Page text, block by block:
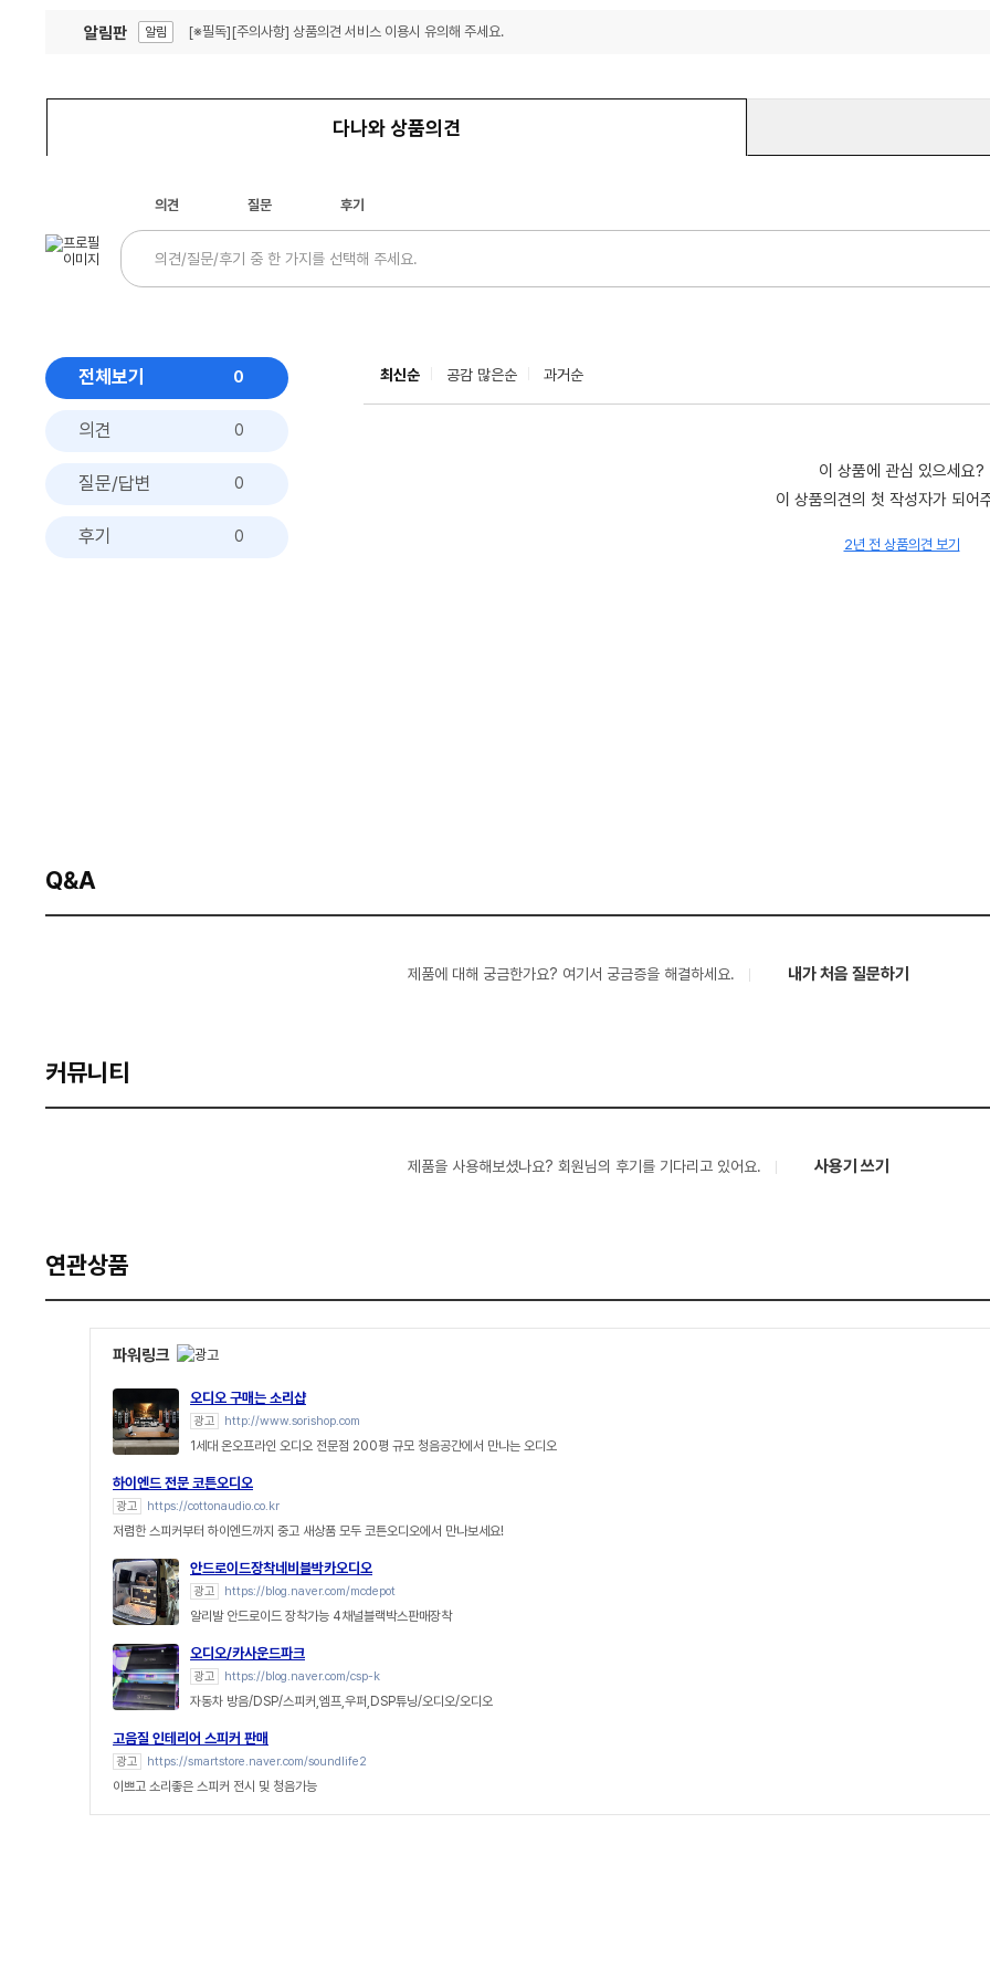
알림판 알림 [※필독][주의사항] 상품의견 서비스 이용시 유의해 주세요.
다나와 상품의견
의견 질문 후기
전체보기 0
의견 0
질문/답변 0
후기 0
최신순 공감 많은순 과거순
이 상품에 관심 있으세요?
이 상품의견의 첫 작성자가 되어
2년 전 상품의견 보기
Q&A
제품에 대해 궁금한가요? 여기서 궁금증을 해결하세요. 내가 처음 질문하기
커뮤니티
제품을 사용해보셨나요? 회원님의 후기를 기다리고 있어요. 사용기 쓰기
연관상품
파워링크
오디오 구매는 소리샵
광고 http://www.sorishop.com
1세대 온오프라인 오디오 전문점 200평 규모 청음공간에서 만나는 오디오
하이엔드 전문 코튼오디오
광고 https://cottonaudio.co.kr
저렴한 스피커부터 하이엔드까지 중고 새상품 모두 코튼오디오에서 만나보세요!
안드로이드장착네비블박카오디오
광고 https://blog.naver.com/mcdepot
알리발 안드로이드 장착가능 4채널블랙박스판매장착
오디오/카사운드파크
광고 https://blog.naver.com/csp-k
자동차 방음/DSP/스피커,엠프,우퍼,DSP튜닝/오디오/오디오
고음질 인테리어 스피커 판매
광고 https://smartstore.naver.com/soundlife2
이쁘고 소리좋은 스피커 전시 및 청음가능